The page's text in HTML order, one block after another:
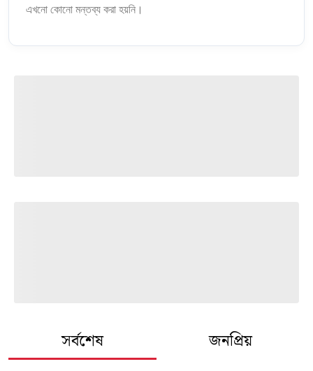
এখনো কোনো মন্তব্য করা হয়নি।
সর্বশেষ জনপ্রিয়